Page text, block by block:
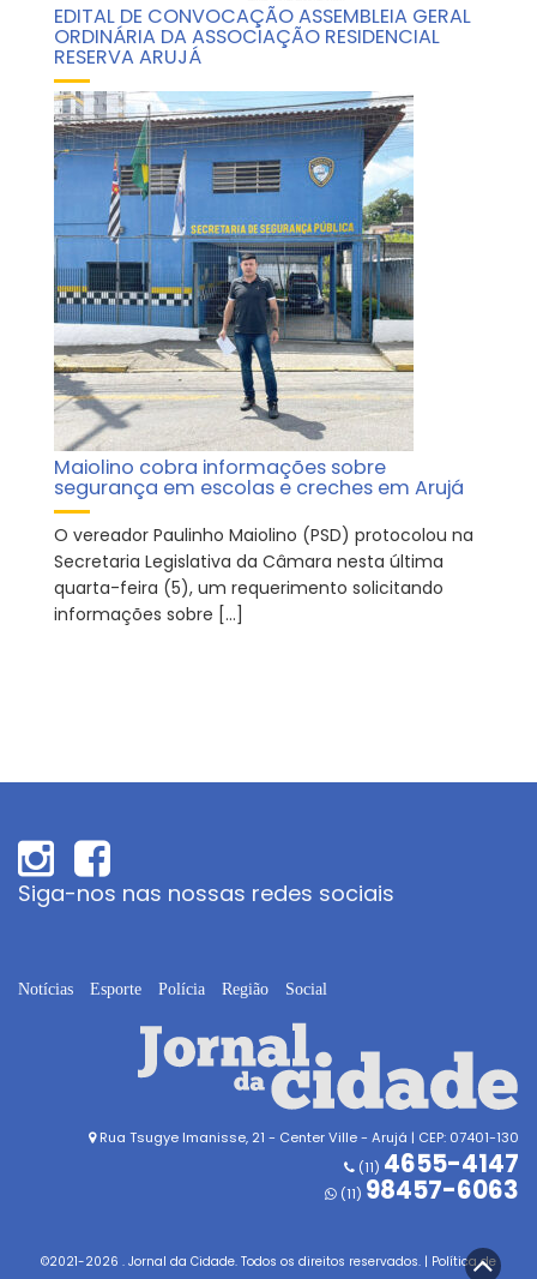
EDITAL DE CONVOCAÇÃO ASSEMBLEIA GERAL
ORDINÁRIA DA ASSOCIAÇÃO RESIDENCIAL
RESERVA ARUJÁ
Maiolino cobra informações sobre
segurança em escolas e creches em Arujá
O vereador Paulinho Maiolino (PSD) protocolou na
Secretaria Legislativa da Câmara nesta última
quarta-feira (5), um requerimento solicitando
informações sobre […]
Siga-nos nas nossas redes sociais
Notícias Esporte Polícia Região Social
Rua Tsugye Imanisse, 21 - Center Ville - Arujá | CEP: 07401-130
(11) 4655-4147
(11) 98457-6063
©2021-2026 . Jornal da Cidade. Todos os direitos reservados. | Política de